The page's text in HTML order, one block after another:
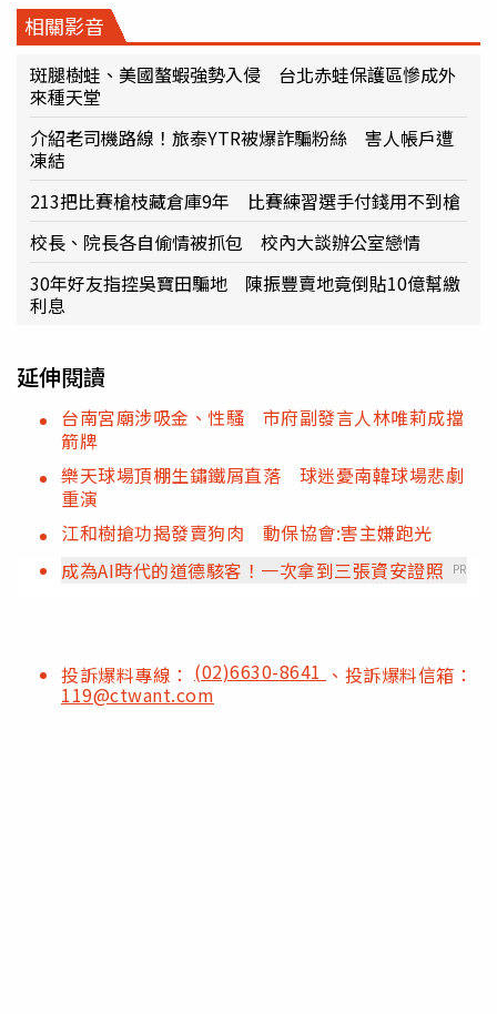
相關影音
斑腿樹蛙、美國螯蝦強勢入侵 台北赤蛙保護區慘成外
來種天堂
介紹老司機路線！旅泰YTR被爆詐騙粉絲 害人帳戶遭
凍結
213把比賽槍枝藏倉庫9年 比賽練習選手付錢用不到槍
校長、院長各自偷情被抓包 校內大談辦公室戀情
30年好友指控吳寶田騙地 陳振豐賣地竟倒貼10億幫繳
利息
延伸閱讀
台南宮廟涉吸金、性騷 市府副發言人林唯莉成擋
箭牌
樂天球場頂棚生鏽鐵屑直落 球迷憂南韓球場悲劇
重演
江和樹搶功揭發賣狗肉 動保協會:害主嫌跑光
成為AI時代的道德駭客！一次拿到三張資安證照
PR
投訴爆料專線： (02)6630-8641 、投訴爆料信箱：
119@ctwant.com